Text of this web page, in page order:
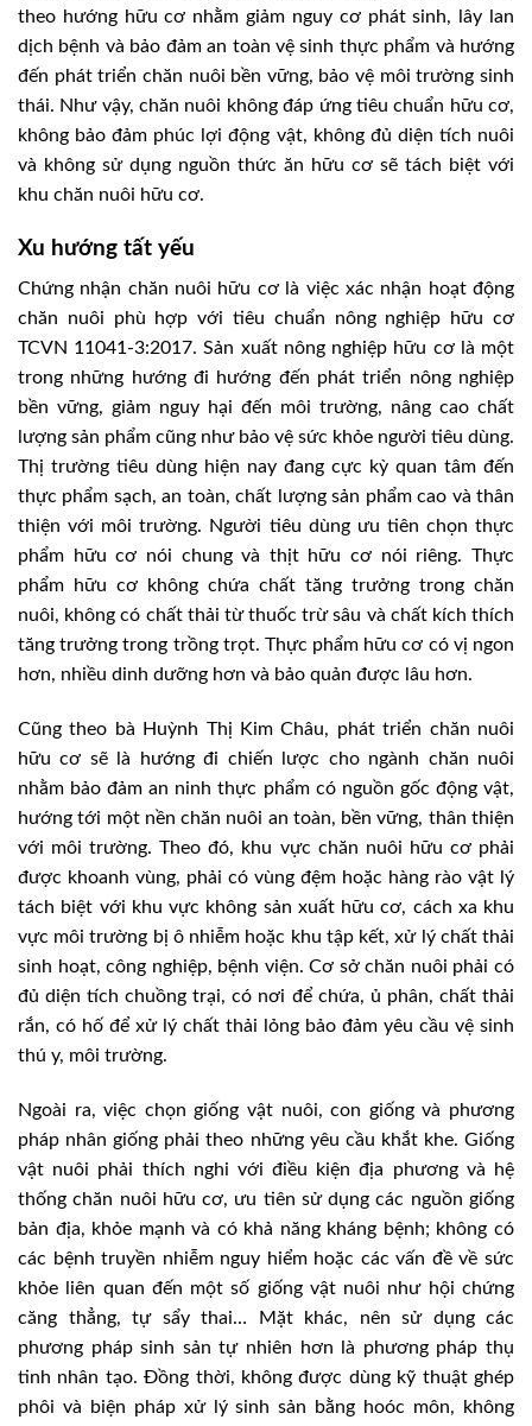
theo hướng hữu cơ nhằm giảm nguy cơ phát sinh, lây lan
dịch bệnh và bảo đảm an toàn vệ sinh thực phẩm và hướng
đến phát triển chăn nuôi bền vững, bảo vệ môi trường sinh
thái. Như vậy, chăn nuôi không đáp ứng tiêu chuẩn hữu cơ,
không bảo đảm phúc lợi động vật, không đủ diện tích nuôi
và không sử dụng nguồn thức ăn hữu cơ sẽ tách biệt với
khu chăn nuôi hữu cơ.
Xu hướng tất yếu
Chứng nhận chăn nuôi hữu cơ là việc xác nhận hoạt động
chăn nuôi phù hợp với tiêu chuẩn nông nghiệp hữu cơ
TCVN 11041-3:2017. Sản xuất nông nghiệp hữu cơ là một
trong những hướng đi hướng đến phát triển nông nghiệp
bền vững, giảm nguy hại đến môi trường, nâng cao chất
lượng sản phẩm cũng như bảo vệ sức khỏe người tiêu dùng.
Thị trường tiêu dùng hiện nay đang cực kỳ quan tâm đến
thực phẩm sạch, an toàn, chất lượng sản phẩm cao và thân
thiện với môi trường. Người tiêu dùng ưu tiên chọn thực
phẩm hữu cơ nói chung và thịt hữu cơ nói riêng. Thực
phẩm hữu cơ không chứa chất tăng trưởng trong chăn
nuôi, không có chất thải từ thuốc trừ sâu và chất kích thích
tăng trưởng trong trồng trọt. Thực phẩm hữu cơ có vị ngon
hơn, nhiều dinh dưỡng hơn và bảo quản được lâu hơn.
Cũng theo bà Huỳnh Thị Kim Châu, phát triển chăn nuôi
hữu cơ sẽ là hướng đi chiến lược cho ngành chăn nuôi
nhằm bảo đảm an ninh thực phẩm có nguồn gốc động vật,
hướng tới một nền chăn nuôi an toàn, bền vững, thân thiện
với môi trường. Theo đó, khu vực chăn nuôi hữu cơ phải
được khoanh vùng, phải có vùng đệm hoặc hàng rào vật lý
tách biệt với khu vực không sản xuất hữu cơ, cách xa khu
vực môi trường bị ô nhiễm hoặc khu tập kết, xử lý chất thải
sinh hoạt, công nghiệp, bệnh viện. Cơ sở chăn nuôi phải có
đủ diện tích chuồng trại, có nơi để chứa, ủ phân, chất thải
rắn, có hố để xử lý chất thải lỏng bảo đảm yêu cầu vệ sinh
thú y, môi trường.
Ngoài ra, việc chọn giống vật nuôi, con giống và phương
pháp nhân giống phải theo những yêu cầu khắt khe. Giống
vật nuôi phải thích nghi với điều kiện địa phương và hệ
thống chăn nuôi hữu cơ, ưu tiên sử dụng các nguồn giống
bản địa, khỏe mạnh và có khả năng kháng bệnh; không có
các bệnh truyền nhiễm nguy hiểm hoặc các vấn đề về sức
khỏe liên quan đến một số giống vật nuôi như hội chứng
căng thẳng, tự sẩy thai… Mặt khác, nên sử dụng các
phương pháp sinh sản tự nhiên hơn là phương pháp thụ
tinh nhân tạo. Đồng thời, không được dùng kỹ thuật ghép
phôi và biện pháp xử lý sinh sản bằng hoóc môn, không